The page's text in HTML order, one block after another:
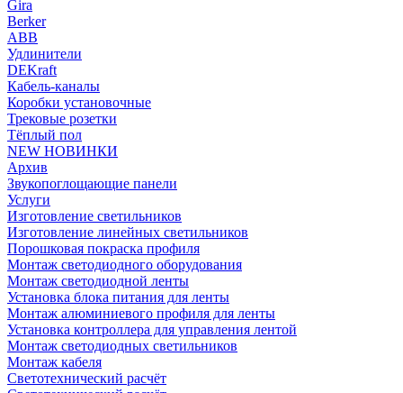
Gira
Berker
ABB
Удлинители
DEKraft
Кабель-каналы
Коробки установочные
Трековые розетки
Тёплый пол
NEW НОВИНКИ
Архив
Звукопоглощающие панели
Услуги
Изготовление светильников
Изготовление линейных светильников
Порошковая покраска профиля
Монтаж светодиодного оборудования
Монтаж светодиодной ленты
Установка блока питания для ленты
Монтаж алюминиевого профиля для ленты
Установка контроллера для управления лентой
Монтаж светодиодных светильников
Монтаж кабеля
Светотехнический расчёт